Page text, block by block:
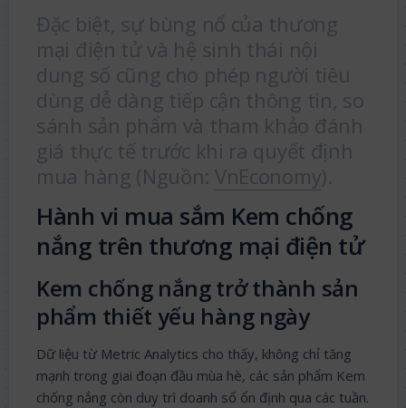
Đặc biệt, sự bùng nổ của thương
mại điện tử và hệ sinh thái nội
dung số cũng cho phép người tiêu
dùng dễ dàng tiếp cận thông tin, so
sánh sản phẩm và tham khảo đánh
giá thực tế trước khi ra quyết định
mua hàng (Nguồn: VnEconomy).
Hành vi mua sắm Kem chống
nắng trên thương mại điện tử
Kem chống nắng trở thành sản
phẩm thiết yếu hàng ngày
Dữ liệu từ Metric Analytics cho thấy, không chỉ tăng
mạnh trong giai đoạn đầu mùa hè, các sản phẩm Kem
chống nắng còn duy trì doanh số ổn định qua các tuần.